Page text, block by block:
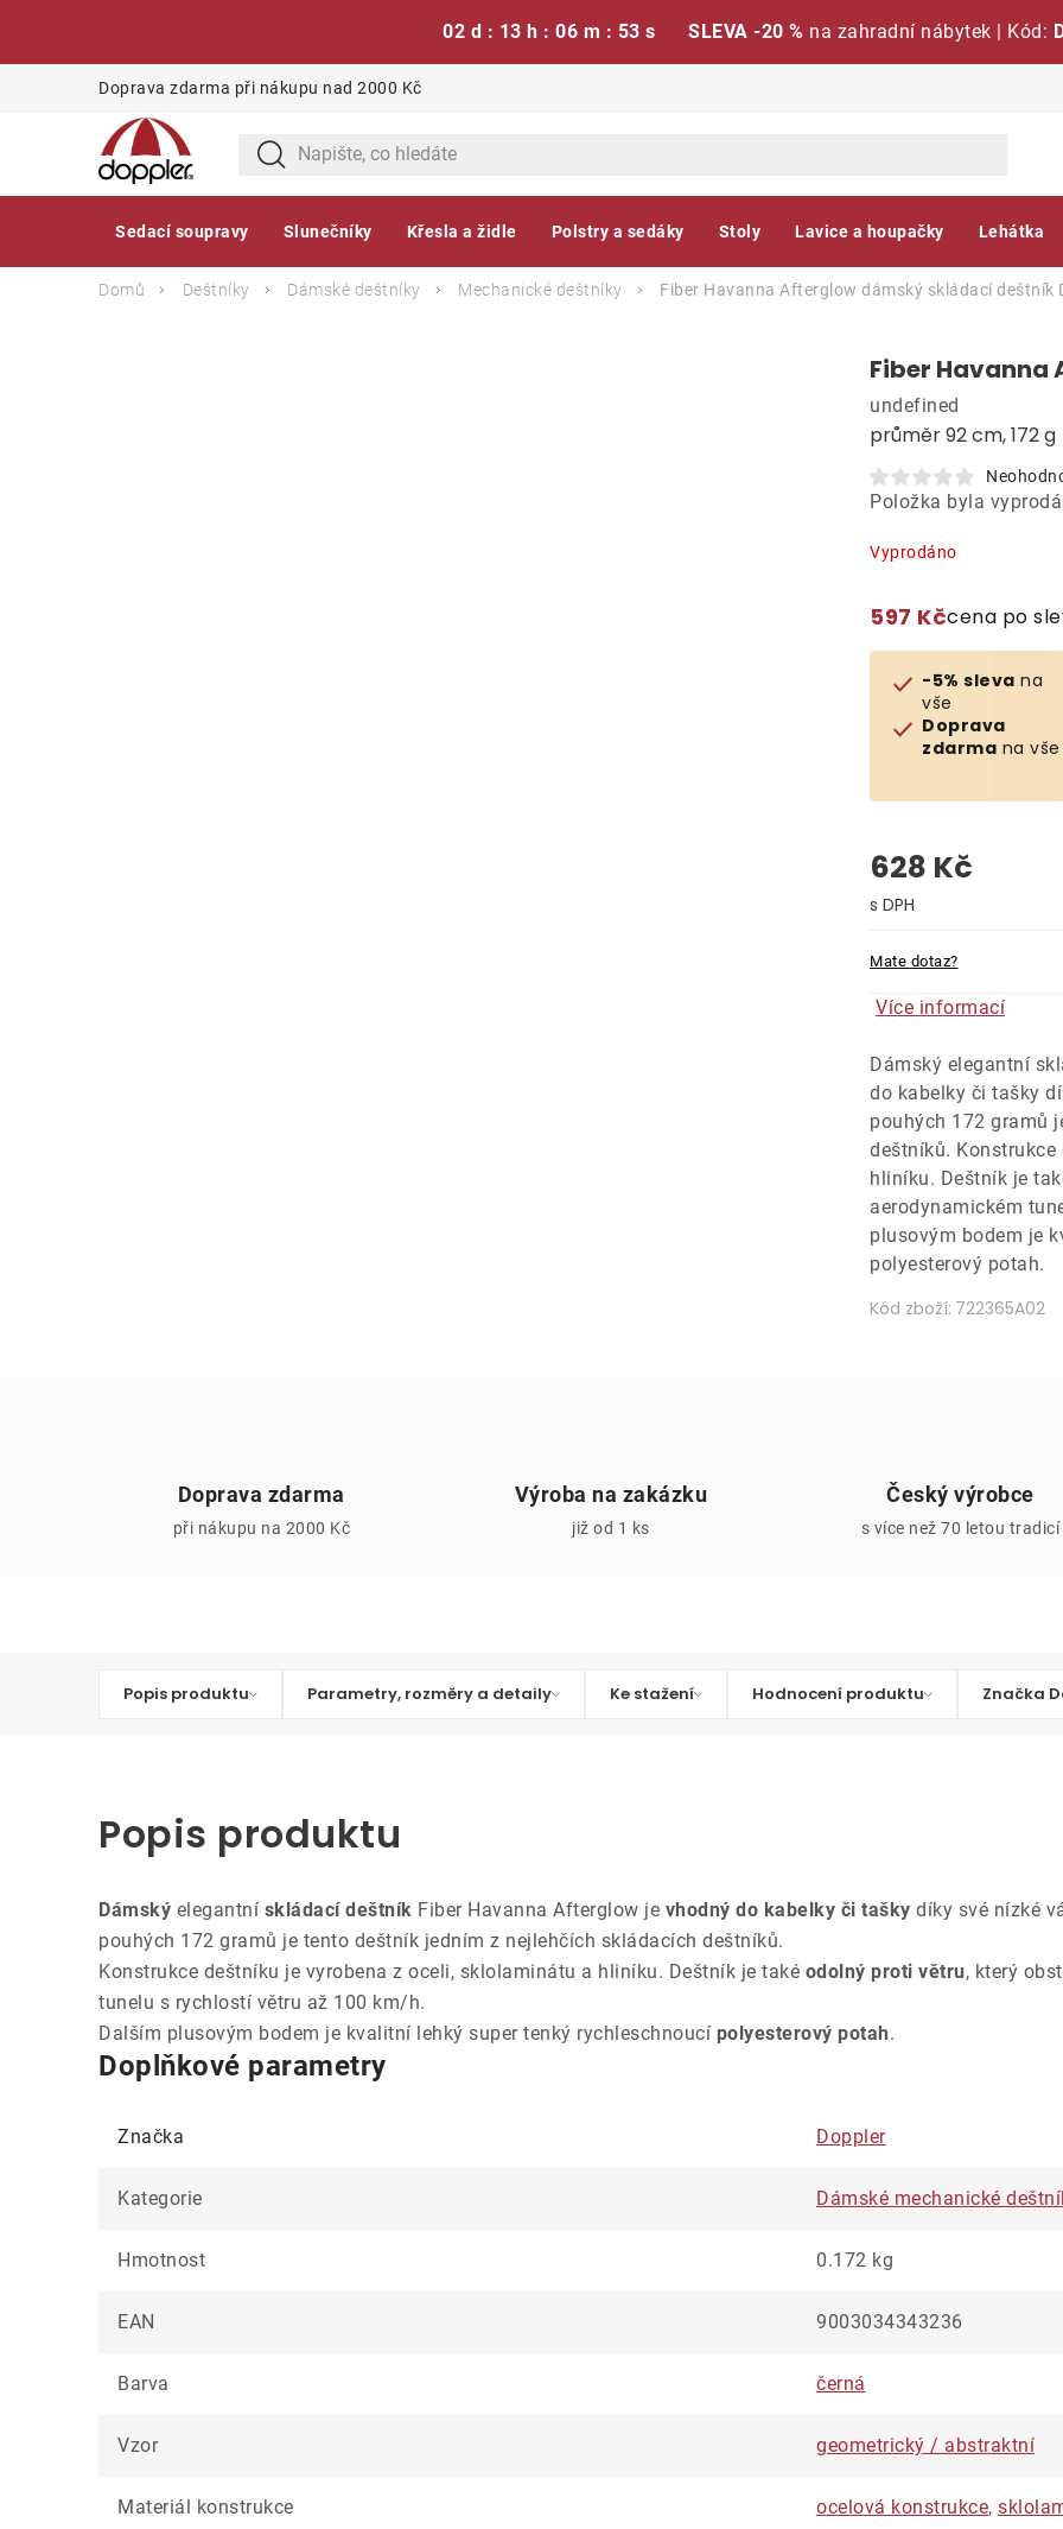
02 d : 13 h : 06 m : 52 s SLEVA -20 % na zahradní nábytek | Kód:
Doprava zdarma při nákupu nad 2000 Kč
Sedací soupravy Slunečníky Křesla a židle Polstry a sedáky Stoly Lavice a houpačky Lehátka
Domů Deštníky Dámské deštníky Mechanické deštníky Fiber Havanna Afterglow dámský skládací deštník
Fiber
průměr 92 cm, 172 g
undefined
Položka byla
Vyprodáno
597 Kčcena po
-5% sleva na
vše
Doprava
zdarma na vše
628 Kč
Mate dotaz?
Více informací
Dámský elegantní
do kabelky či tašky
pouhých 172 gramů
deštníků.
hliníku. Deštník je
aerodynamickém
plusovým bodem je
polyesterový potah.
Kód zboží: 722365A02
Doprava zdarma
při nákupu na 2000 Kč
Výroba na zakázku
již od 1 ks
Český výrobce
s více než 70 letou tradicí
Popis produktu Parametry, rozměry a detaily Ke stažení Hodnocení produktu Značka
Popis produktu
Dámský elegantní skládací deštník Fiber Havanna Afterglow je vhodný do kabelky či tašky díky své nízké
pouhých 172 gramů je tento deštník jedním z nejlehčích skládacích deštníků.
Konstrukce deštníku je vyrobena z oceli, sklolaminátu a hliníku. Deštník je také odolný proti větru, který
tunelu s rychlostí větru až 100 km/h.
Dalším plusovým bodem je kvalitní lehký super tenký rychleschnoucí polyesterový potah.
Doplňkové parametry
Značka Doppler
Kategorie Dámské mechanické
Hmotnost 0.172 kg
EAN 9003034343236
Barva černá
Vzor geometrický / abstraktní
Materiál konstrukce ocelová konstrukce,